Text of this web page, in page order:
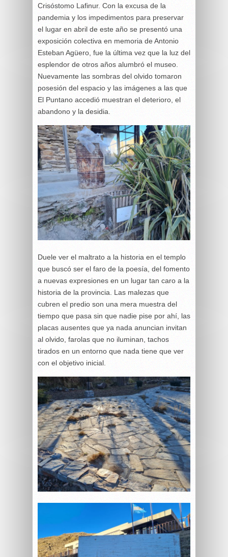
Crisóstomo Lafinur. Con la excusa de la
pandemia y los impedimentos para preservar
el lugar en abril de este año se presentó una
exposición colectiva en memoria de Antonio
Esteban Agüero, fue la última vez que la luz del
esplendor de otros años alumbró el museo.
Nuevamente las sombras del olvido tomaron
posesión del espacio y las imágenes a las que
El Puntano accedió muestran el deterioro, el
abandono y la desidia.
Duele ver el maltrato a la historia en el templo
que buscó ser el faro de la poesía, del fomento
a nuevas expresiones en un lugar tan caro a la
historia de la provincia. Las malezas que
cubren el predio son una mera muestra del
tiempo que pasa sin que nadie pise por ahí, las
placas ausentes que ya nada anuncian invitan
al olvido, farolas que no iluminan, tachos
tirados en un entorno que nada tiene que ver
con el objetivo inicial.